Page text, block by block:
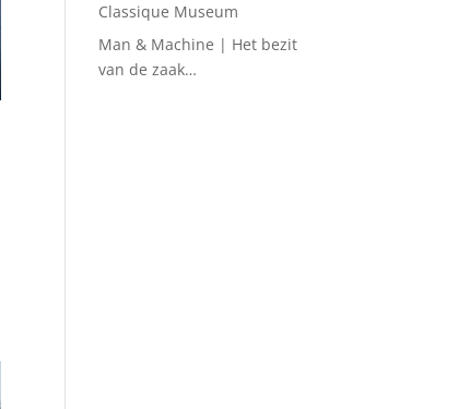
Classique Museum
Man & Machine | Het bezit
van de zaak…